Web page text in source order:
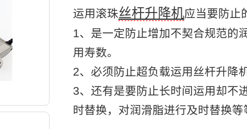
运用滚珠丝杆升降机应当要防止
1、是一定防止增加不契合规范的
用寿数。
2、必须防止超负载运用丝杆升降
3、还有是要防止长时间运用却不
时替换，对润滑脂进行及时替换等